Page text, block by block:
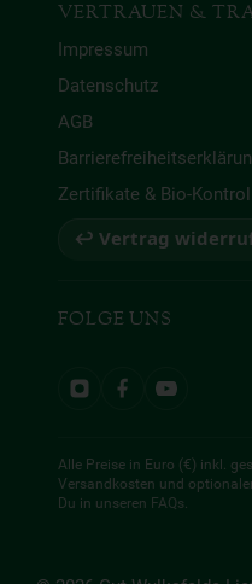
VERTRAUEN &
Impressum
Datenschutz
AGB
Zertifikate & Bio-
↩ Vertrag
FOLGE UNS
Alle Preise in Euro (€) inkl.
Versandkosten und
Du in unseren FAQs